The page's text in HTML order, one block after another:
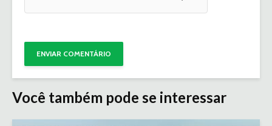
Você também pode se interessar